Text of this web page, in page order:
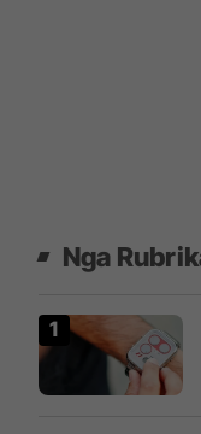
Nga